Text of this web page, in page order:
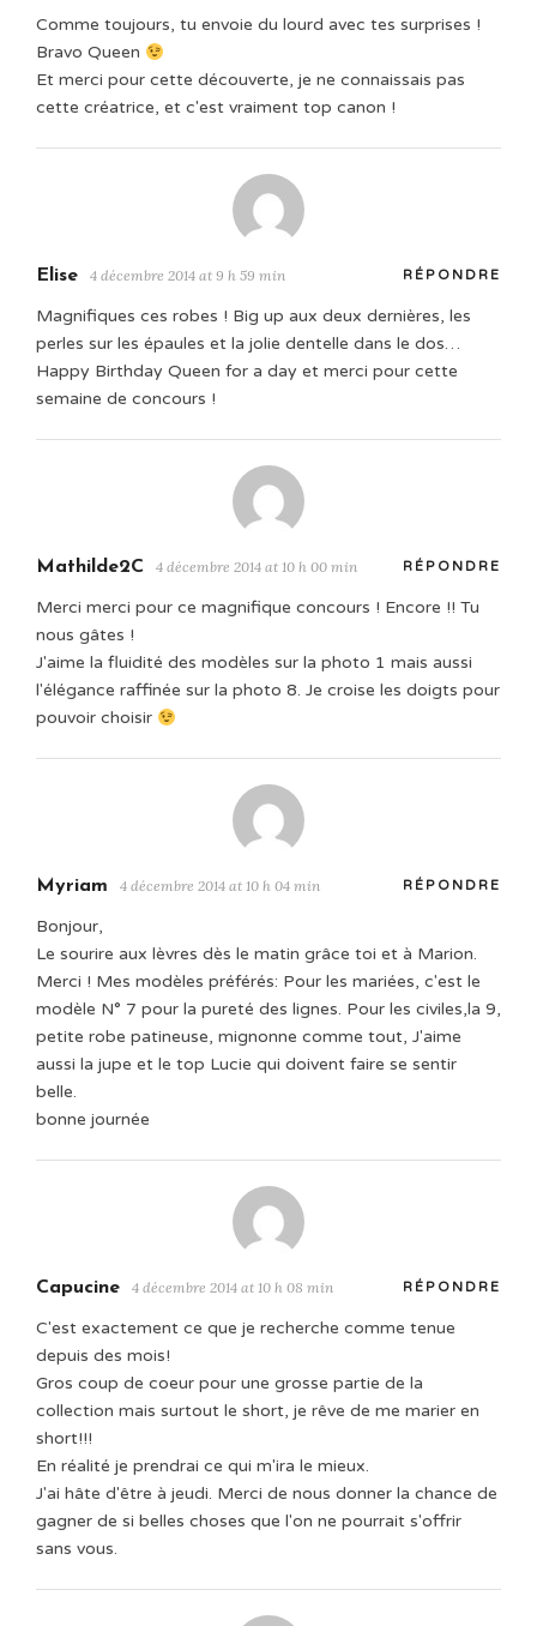
Comme toujours, tu envoie du lourd avec tes surprises !
Bravo Queen
Et merci pour cette découverte, je ne connaissais pas
cette créatrice, et c'est vraiment top canon !
Elise 4 décembre 2014 at 9 h 59 min RÉPONDRE
Magnifiques ces robes ! Big up aux deux dernières, les
perles sur les épaules et la jolie dentelle dans le dos…
Happy Birthday Queen for a day et merci pour cette
semaine de concours !
Mathilde2C 4 décembre 2014 at 10 h 00 min RÉPONDRE
Merci merci pour ce magnifique concours ! Encore !! Tu
nous gâtes !
J'aime la fluidité des modèles sur la photo 1 mais aussi
l'élégance raffinée sur la photo 8. Je croise les doigts pour
pouvoir choisir
Myriam 4 décembre 2014 at 10 h 04 min RÉPONDRE
Bonjour,
Le sourire aux lèvres dès le matin grâce toi et à Marion.
Merci ! Mes modèles préférés: Pour les mariées, c'est le
modèle N° 7 pour la pureté des lignes. Pour les civiles,la 9,
petite robe patineuse, mignonne comme tout, J'aime
aussi la jupe et le top Lucie qui doivent faire se sentir
belle.
bonne journée
Capucine 4 décembre 2014 at 10 h 08 min RÉPONDRE
C'est exactement ce que je recherche comme tenue
depuis des mois!
Gros coup de coeur pour une grosse partie de la
collection mais surtout le short, je rêve de me marier en
short!!!
En réalité je prendrai ce qui m'ira le mieux.
J'ai hâte d'être à jeudi. Merci de nous donner la chance de
gagner de si belles choses que l'on ne pourrait s'offrir
sans vous.